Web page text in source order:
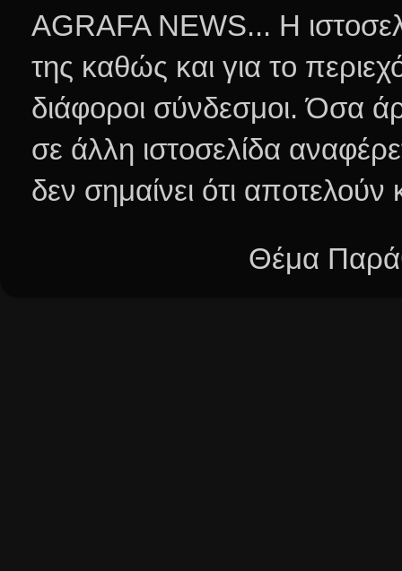
AGRAFA NEWS... Η
της καθώς και για το
διάφοροι σύνδεσμοι.Όσα
σε άλλη ιστοσελίδα
δεν σημαίνει ότι
Θέμα